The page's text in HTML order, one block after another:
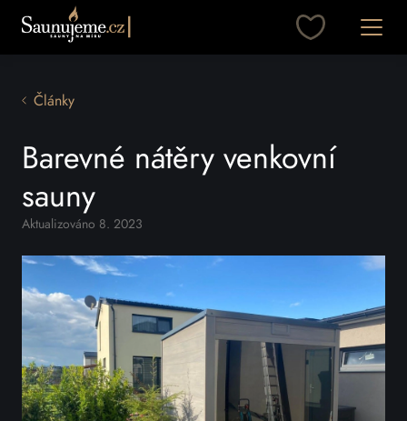
Přeskočit na obsah
Články
Barevné nátěry venkovní
sauny
Aktualizováno 8. 2023